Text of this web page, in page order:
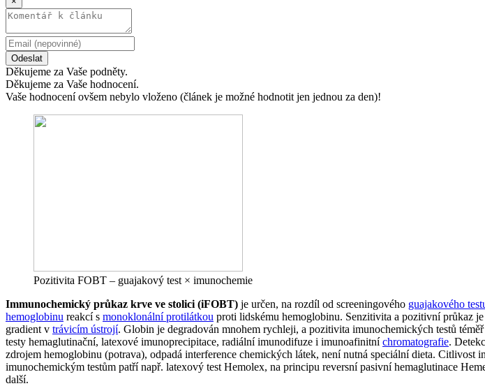
Odeslat
Děkujeme za Vaše podněty.
Děkujeme za Vaše hodnocení.
Vaše hodnocení ovšem nebylo vloženo (článek je možné hodnotit jen jednou za den)!
Pozitivita FOBT – guajakový test × imunochemie
Immunochemický průkaz krve ve stolici (iFOBT) je určen, na rozdíl od screeningového guajakového
hemoglobinu reakcí s monoklonální protilátkou proti lidskému hemoglobinu. Senzitivita a pozitivní průkaz
gradient v trávicím ústrojí. Globin je degradován mnohem rychleji, a pozitivita imunochemických testů
testy hemaglutinační, latexové imunoprecipitace, radiální imunodifuze i imunoafinitníchromatografie.
zdrojem hemoglobinu (potrava), odpadá interference chemických látek, není nutná speciální dieta.
imunochemickým testům patří např. latexový test Hemolex, na principu reversní pasivní hemaglutinace
další.